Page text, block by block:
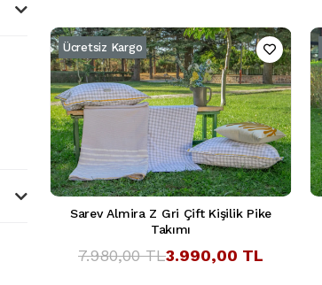
Sarev Almira Z Gri Çift Kişilik Pike
Takımı
3.990,00 TL
7.980,00 TL
Ücretsiz Kargo